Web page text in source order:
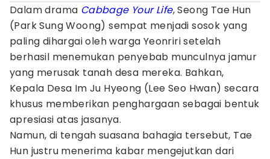
Dalam drama Cabbage Your Life, Seong Tae Hun
(Park Sung Woong) sempat menjadi sosok yang
paling dihargai oleh warga Yeonriri setelah
berhasil menemukan penyebab munculnya jamur
yang merusak tanah desa mereka. Bahkan,
Kepala Desa Im Ju Hyeong (Lee Seo Hwan) secara
khusus memberikan penghargaan sebagai bentuk
apresiasi atas jasanya.
Namun, di tengah suasana bahagia tersebut, Tae
Hun justru menerima kabar mengejutkan dari